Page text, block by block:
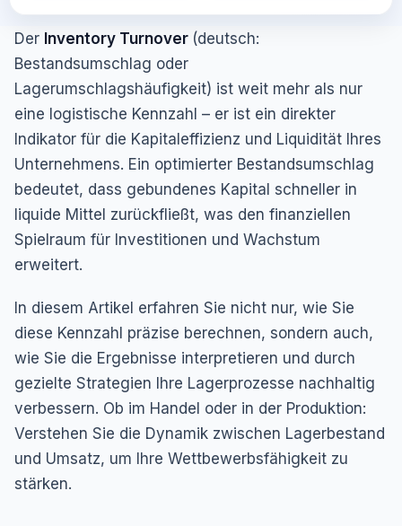
Der Inventory Turnover (deutsch:
Bestandsumschlag oder
Lagerumschlagshäufigkeit) ist weit mehr als nur
eine logistische Kennzahl – er ist ein direkter
Indikator für die Kapitaleffizienz und Liquidität Ihres
Unternehmens. Ein optimierter Bestandsumschlag
bedeutet, dass gebundenes Kapital schneller in
liquide Mittel zurückfließt, was den finanziellen
Spielraum für Investitionen und Wachstum
erweitert.
In diesem Artikel erfahren Sie nicht nur, wie Sie
diese Kennzahl präzise berechnen, sondern auch,
wie Sie die Ergebnisse interpretieren und durch
gezielte Strategien Ihre Lagerprozesse nachhaltig
verbessern. Ob im Handel oder in der Produktion:
Verstehen Sie die Dynamik zwischen Lagerbestand
und Umsatz, um Ihre Wettbewerbsfähigkeit zu
stärken.